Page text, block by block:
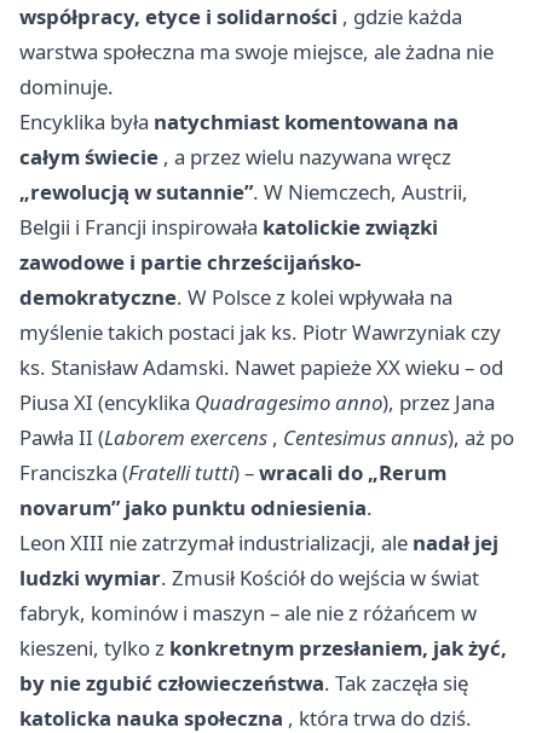
współpracy, etyce i solidarności , gdzie każda
warstwa społeczna ma swoje miejsce, ale żadna nie
dominuje.
Encyklika była natychmiast komentowana na
całym świecie , a przez wielu nazywana wręcz
„rewolucją w sutannie”. W Niemczech, Austrii,
Belgii i Francji inspirowała katolickie związki
zawodowe i partie chrześcijańsko-
demokratyczne. W Polsce z kolei wpływała na
myślenie takich postaci jak ks. Piotr Wawrzyniak czy
ks. Stanisław Adamski. Nawet papieże XX wieku – od
Piusa XI (encyklika Quadragesimo anno), przez Jana
Pawła II (Laborem exercens , Centesimus annus), aż po
Franciszka (Fratelli tutti) –wracali do „Rerum
novarum” jako punktu odniesienia.
Leon XIII nie zatrzymał industrializacji, ale nadał jej
ludzki wymiar. Zmusił Kościół do wejścia w świat
fabryk, kominów i maszyn – ale nie z różańcem w
kieszeni, tylko z konkretnym przesłaniem, jak żyć,
by nie zgubić człowieczeństwa. Tak zaczęła się
katolicka nauka społeczna , która trwa do dziś.